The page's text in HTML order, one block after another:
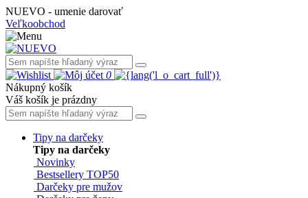
NUEVO - umenie darovať
Veľkoobchod
0
Nákupný košík
Váš košík je prázdny
Tipy na darčeky
Tipy na darčeky
Novinky
Bestsellery TOP50
Darčeky pre mužov